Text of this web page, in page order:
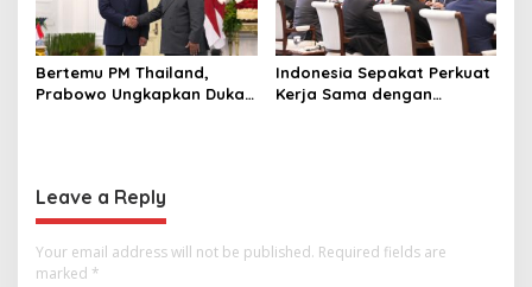
Bertemu PM Thailand,
Prabowo Ungkapkan Duka
Indonesia Sepakat Perkuat
Kerja Sama dengan
Leave a Reply
Your email address will not be published. Required fields are
marked *